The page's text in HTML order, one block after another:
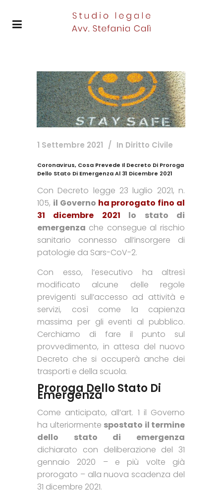
1 Settembre 2021 In Diritto Civile
Coronavirus, Cosa Prevede Il Decreto Di Proroga
Dello Stato Di Emergenza Al 31 Dicembre 2021
Con Decreto legge 23 luglio 2021, n.
105, il Governo ha prorogato fino al
31 dicembre 2021 lo stato di
emergenza che consegue al rischio
sanitario connesso all’insorgere di
patologie da Sars-CoV-2.
Con esso, l’esecutivo ha altresì
modificato alcune delle regole
previgenti sull’accesso ad attività e
servizi, così come la capienza
massima per gli eventi al pubblico.
Cerchiamo di fare il punto sul
provvedimento, in attesa del nuovo
Decreto che si occuperà anche dei
trasporti e della scuola.
Proroga Dello Stato Di
Emergenza
Come anticipato, all’art. 1 il Governo
ha ulteriormente spostato il termine
dello stato di emergenza
dichiarato con deliberazione del 31
gennaio 2020 – e più volte già
prorogato – alla nuova scadenza del
31 dicembre 2021.